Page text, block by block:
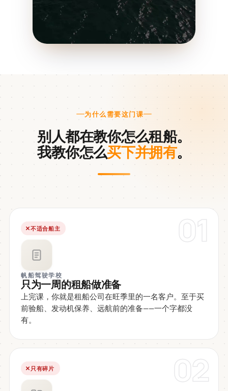
为什么需要这门课
别人都在教你怎么租船。
我教你怎么买下并拥有。
01
不适合船主
帆船驾驶学校
只为一周的租船做准备
上完课，你就是租船公司在旺季里的一名客户。至于买
前验船、发动机保养、远航前的准备——一个字都没
有。
02
只有碎片